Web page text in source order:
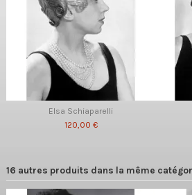
Elsa Schiaparelli
120,00 €
16 autres produits dans la même